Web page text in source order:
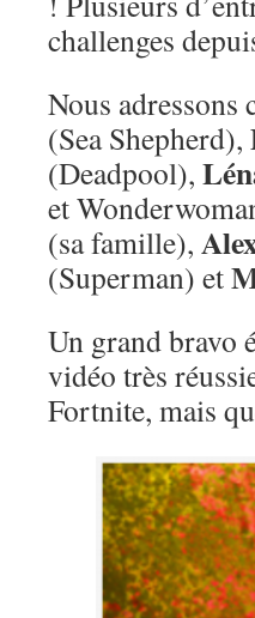
challenges
Nous
(Sea Shepherd),
(Deadpool),
et
(sa famille),
(Superman) et
Un grand bravo
vidéo très
Fortnite, mais